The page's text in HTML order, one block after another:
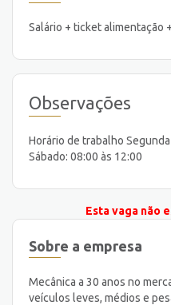
Salário + ticket alimentação
Observações
Horário de trabalho
Sábado: 08:00 às 12:00
Esta vaga não
Sobre a empresa
Mecânica a 30 anos no
veículos leves, médios e